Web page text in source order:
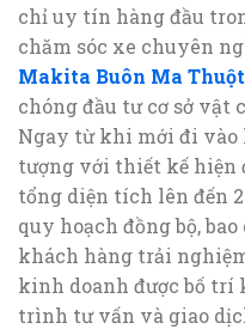
chỉ uy tín hàng đầu
chăm sóc xe chuyên
Makita Buôn Ma
chóng đầu tư cơ sở vật
Ngay từ khi mới đi vào
tượng với thiết kế hiện
tổng diện tích lên đến
quy hoạch đồng bộ,
khách hàng trải
kinh doanh được bố trí
trình tư vấn và giao